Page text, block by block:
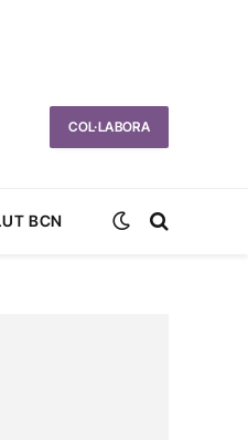
COL·LABORA
BCN